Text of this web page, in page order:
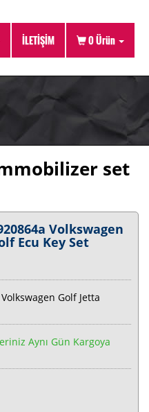
İLETİŞİM 0Ürün
set
Volkswagen
Ecu Key Set
Golf Jetta
Aynı Gün Kargoya